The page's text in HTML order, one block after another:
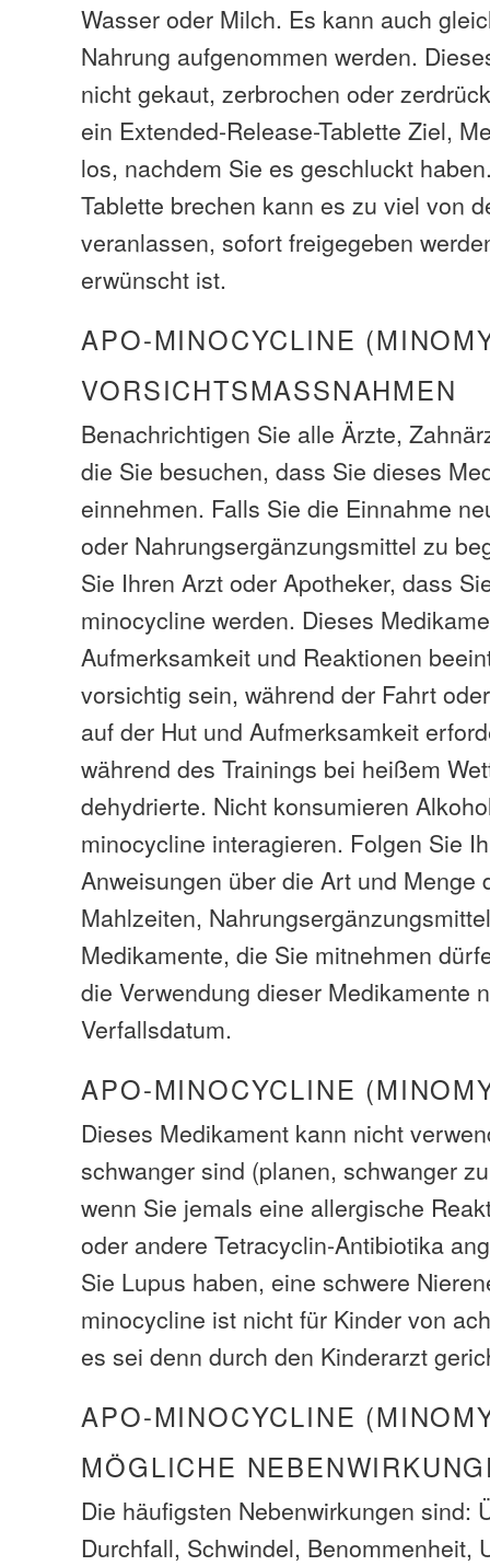
Wasser oder Milch. Es kann auch
Nahrung aufgenommen werden.
nicht gekaut, zerbrochen oder
ein Extended-Release-Tablette Ziel,
los, nachdem Sie es geschluckt
Tablette brechen kann es zu viel von
veranlassen, sofort freigegeben
erwünscht ist.
APO-MINOCYCLINE
VORSICHTSMASSNAHMEN
Benachrichtigen Sie alle Ärzte,
die Sie besuchen, dass Sie dieses
einnehmen. Falls Sie die Einnahme
oder Nahrungsergänzungsmittel zu
Sie Ihren Arzt oder Apotheker, dass
minocycline werden. Dieses
Aufmerksamkeit und Reaktionen
vorsichtig sein, während der Fahrt
auf der Hut und Aufmerksamkeit
während des Trainings bei heißem
dehydrierte. Nicht konsumieren
minocycline interagieren. Folgen Sie
Anweisungen über die Art und Menge
Mahlzeiten,
Medikamente, die Sie mitnehmen
die Verwendung dieser Medikamente
Verfallsdatum.
APO-MINOCYCLINE
Dieses Medikament kann nicht
schwanger sind (planen, schwanger
wenn Sie jemals eine allergische
oder andere Tetracyclin-Antibiotika
Sie Lupus haben, eine schwere
minocycline ist nicht für Kinder von
es sei denn durch den Kinderarzt
APO-MINOCYCLINE
MÖGLICHE
Die häufigsten Nebenwirkungen sind:
Durchfall, Schwindel, Benommenheit,